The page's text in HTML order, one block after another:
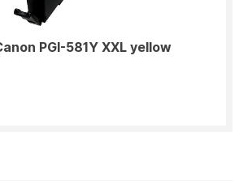
PGI-581Y XXL yellow